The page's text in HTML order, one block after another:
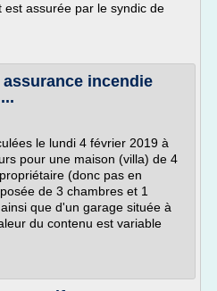
assurée par le syndic de
incendie
le lundi 4 février 2019 à
pour une maison (villa) de 4
(donc pas en
de 3 chambres et 1
que d'un garage située à
du contenu est variable